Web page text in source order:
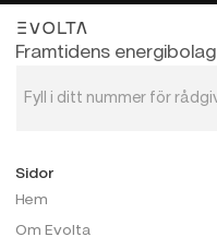
evolta
Framtidens energibolag
Sidor
Hem
Om Evolta